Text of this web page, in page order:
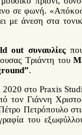
σε φωνή.
με άνεση στα
out συναυλίες
Τριάντη του
”.
2020 στο Praxis
τον Γιάννη
Πετρόπουλο
του